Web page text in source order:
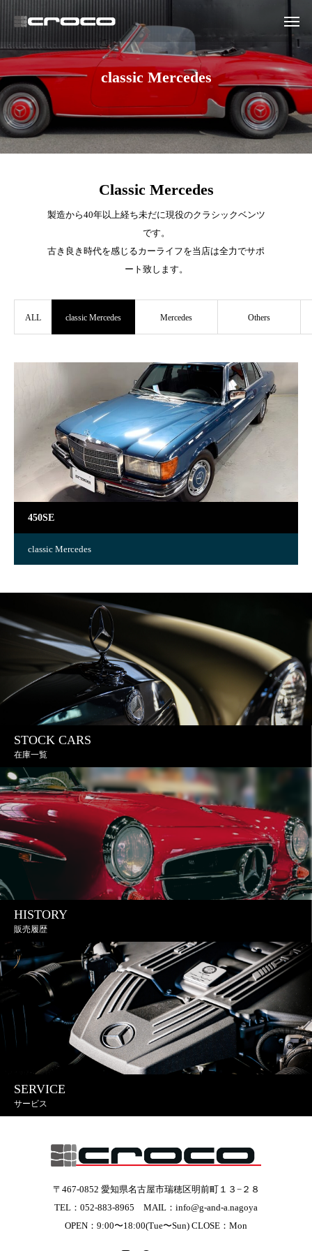
classic Mercedes
Classic Mercedes
製造から40年以上経ち未だに現役のクラシックベンツ
です。
古き良き時代を感じるカーライフを当店は全力でサポ
ート致します。
ALL classic Mercedes Mercedes Others
450SE
classic Mercedes
STOCK CARS
在庫一覧
HISTORY
販売履歴
SERVICE
サービス
〒467-0852 愛知県名古屋市瑞穂区明前町１３−２８
TEL：052-883-8965 MAIL：info@g-and-a.nagoya
OPEN：9:00〜18:00(Tue〜Sun) CLOSE：Mon